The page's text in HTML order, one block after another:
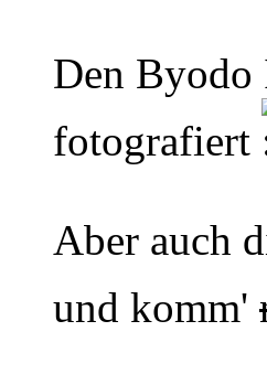
Den Byodo
fotografiert
Aber auch
und komm'